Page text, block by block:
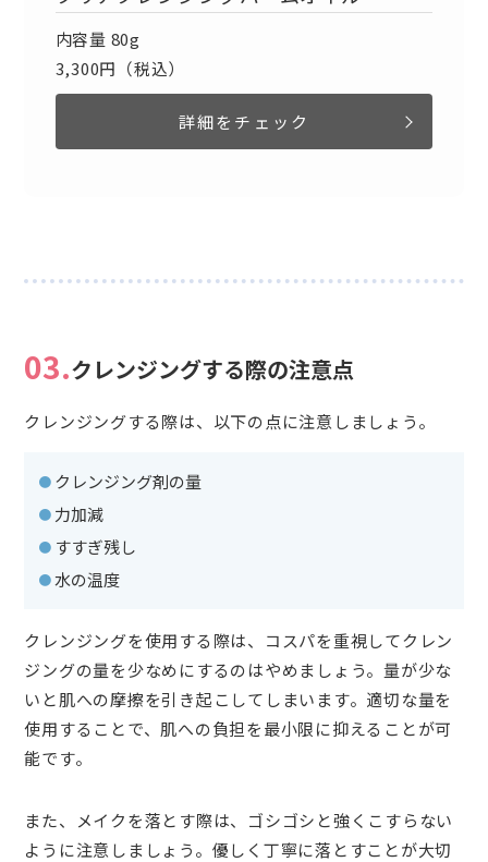
内容量 80g
3,300円（税込）
詳細をチェック
03.クレンジングする際の注意点
クレンジングする際は、以下の点に注意しましょう。
・クレンジング剤の量
・力加減
・すすぎ残し
・水の温度
クレンジングを使用する際は、コスパを重視してクレン
ジングの量を少なめにするのはやめましょう。量が少な
いと肌への摩擦を引き起こしてしまいます。適切な量を
使用することで、肌への負担を最小限に抑えることが可
能です。
また、メイクを落とす際は、ゴシゴシと強くこすらない
ように注意しましょう。優しく丁寧に落とすことが大切